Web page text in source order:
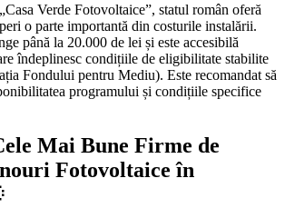
Verde Fotovoltaice”, statul român oferă
o parte importantă din costurile instalării.
până la 20.000 de lei și este accesibilă
îndeplinesc condițiile de eligibilitate stabilite
Fondului pentru Mediu). Este recomandat să
programului și condițiile specifice
Mai Bune Firme de
Fotovoltaice în